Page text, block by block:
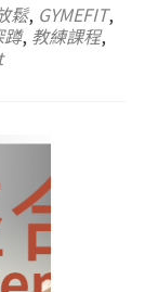
鬆, GYMEFIT,
蹲, 教練課程,